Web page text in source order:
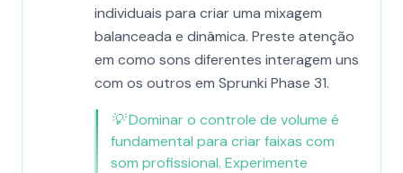
individuais para criar uma mixagem
balanceada e dinâmica. Preste atenção
em como sons diferentes interagem uns
com os outros em Sprunki Phase 31.
💡Dominar o controle de volume é
fundamental para criar faixas com
som profissional. Experimente